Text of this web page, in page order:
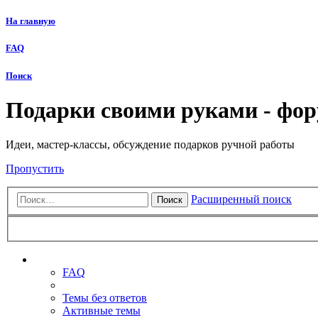
На главную
FAQ
Поиск
Подарки своими руками -
Идеи, мастер-классы, обсуждение подарков ручной работы
Пропустить
Поиск Расширенный поиск
FAQ
Темы без ответов
Активные темы